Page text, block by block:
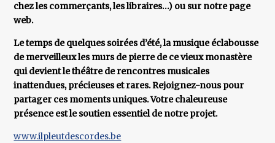
chez les commerçants, les libraires…) ou sur notre page
web.
Le temps de quelques soirées d’été, la musique éclabousse
de merveilleux les murs de pierre de ce vieux monastère
qui devient le théâtre de rencontres musicales
inattendues, précieuses et rares. Rejoignez-nous pour
partager ces moments uniques. Votre chaleureuse
présence est le soutien essentiel de notre projet.
www.ilpleutdescordes.be